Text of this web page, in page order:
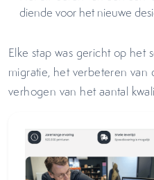
diende voor het nieuwe
Elke stap was gericht op het
migratie, het verbeteren
verhogen van het aantal